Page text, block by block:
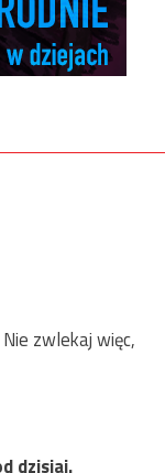
zwlekaj więc,
dzisiaj.